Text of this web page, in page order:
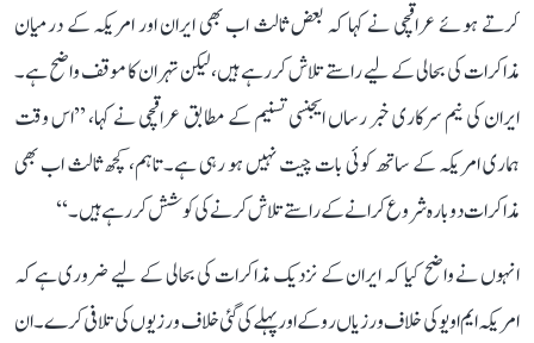
کرتے ہوئے عراقچی نے کہا کہ بعض ثالث اب بھی ایران اور امریکہ کے درمیان
مذاکرات کی بحالی کے لیے راستے تلاش کر رہے ہیں، لیکن تہران کا موقف واضح ہے۔
ایران کی نیم سرکاری خبر رساں ایجنسی تسنیم کے مطابق عراقچی نے کہا، ’’اس وقت
ہماری امریکہ کے ساتھ کوئی بات چیت نہیں ہو رہی ہے۔ تاہم، کچھ ثالث اب بھی
مذاکرات دوبارہ شروع کرانے کے راستے تلاش کرنے کی کوشش کر رہے ہیں۔‘‘
انہوں نے واضح کیا کہ ایران کے نزدیک مذاکرات کی بحالی کے لیے ضروری ہے کہ
امریکہ ایم او یو کی خلاف ورزیاں روکے اور پہلے کی گئی خلاف ورزیوں کی تلافی کرے۔ ان